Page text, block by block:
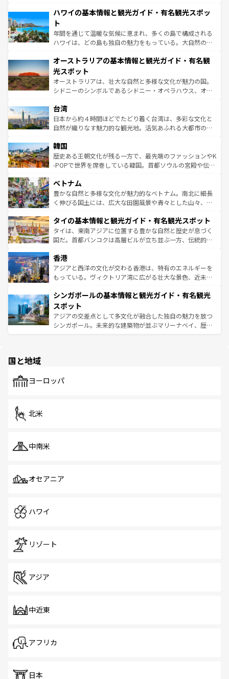
着のスイス情報はコンテンツ一覧を参照してほしい。
のような巨大都市は、観光、ショッピング、エンターテイ
ンメントが詰まった刺激的なスポットだ。一方、アメリカ
西部には大自然が広がり、グランドキャニオンやイエロー
ストーン国立公園といった絶景が堪能できる。さらに、南
文化が魅力。旅行者はアメリカの各地域で異なる魅力を楽
しみながら、その多様性と豊かな歴史を感じることができ
るだろう。車でのロードトリップや列車の旅も、アメリカ
ならではの贅沢な旅のスタイルだ。 なお、新着のアメリカ
情報は コンテンツ一覧 を参照してほしい。
ハワイの基本情報と観光ガイド・有名観光スポッ
ト
年間を通じて温暖な気候に恵まれ、多くの島で構成される
ハワイは、どの島も独自の魅力をもっている。大自然の神
ワイ島は見逃せない。また、定番の観光地といえばオアフ
島だが、静かな自然を求めるならマウイ島やカウアイ島が
おすすめ。エメラルドグリーンに輝く海をはじめ、豊かな
文化や歴史が息づいている。「アロハスピリット」と呼ば
人々、おいしいローカルフードやハワイアンミュージッ
ク、伝統的なフラダンスなど、すべてがハワイの魅力を彩
っている。訪れるたびに新しい発見と感動が待っているハ
はコンテンツ一覧
オーストラリアの基本情報と観光ガイド・有名観
光スポット
オーストラリアは、壮大な自然と多様な文化が魅力の国。
シドニーのシンボルであるシドニー・オペラハウス、オー
リアリーフや大陸中央部にそびえるウルル（エアーズロッ
ク）、タスマニアの美しい原生林やケアンズの熱帯雨林な
ど、見どころがたくさん。また、カフェやワイン、オージ
いる。アクティビティも充実しており、サーフィンやダイ
ビング、ハイキングなど、アウトドア好きにはたまらな
い。オーストラリアの多彩な魅力を存分に味わいつくそ
参照してほしい。
台湾
日本から約４時間ほどでたどり着く台湾は、多彩な文化と
自然が織りなす魅力的な観光地。活気あふれる大都市の台
ン）、静ひつな山岳地帯である台湾東部など、都市の喧騒
と山間の静けさが共存しており、訪れる人に新しい発見と
驚きをもたらしてくれる。また、奥深い台湾の食文化も魅
容にもいいと評判のスイーツなど、バラエティ豊かな料理
が味わえる。 なお、新着の台湾情報は コンテンツ一覧を参
照してほしい。
韓国
歴史ある王朝文化が残る一方で、最先端のファッションやK
-POPで世界を席巻している韓国。首都ソウルの宮殿や伝統
き、地方に足を延ばせば四季折々の自然美を楽しむことが
できる。そして、キムチや焼肉、絶品のストリートフード
まで、さまざまな韓国料理が待っている。夜には、韓国な
リティに包まれながら、韓国の多彩な魅力を心ゆくまで味
わってみてほしい。 なお、新着の韓国情報はコンテンツ一
覧を参照してほしい。
ベトナム
豊かな自然と多様な文化が魅力的なベトナム。南北に細長
く伸びる国土には、広大な田園風景や青々とした山々、世
急速な発展と共に伝統が息づく。ハノイの古い町並みやホ
ーチミン市のフランス統治時代の建物も、独特の雰囲気を
醸し出している。また、バラエティの豊かさとおいしさで
とつ。フォーやバインミー、ベトナムコーヒーなどは、ぜ
ひ現地で味わいたい。どの地域を訪れてもあたたかい人々
が旅行者を迎えてくれるので、きっと忘れられない旅にな
参照してほしい。
タイの基本情報と観光ガイド・有名観光スポット
タイは、東南アジアに位置する豊かな自然と歴史が息づく
国だ。首都バンコクは高層ビルが立ち並ぶ一方、伝統的な
の活気が交差している。北部ではチェンマイなどの山岳地
帯で自然と触れ合い、南部ではプーケットやクラビの美し
いビーチでリゾート気分を楽しむことができる。タイ料理
激する。気候は一年中温暖で、どの季節にも異なる楽しみ
が待っている。親しみやすいタイの人々、仏教を中心とし
た文化、そして多様な観光資源が、訪れる旅人を魅了し続
ける。 なお、新着のタイ情報はコンテンツ一覧を参照して
香港
アジアと西洋の文化が交わる香港は、特有のエネルギーを
もっている。ヴィクトリア湾に広がる壮大な景色、近未来
み、どこを訪れても感動するはず。観光スポットが密集し
ており、効率よく見どころを回れるのも魅力。息をのむよ
うな絶景から文化的な体験まで、香港を存分に楽しみ尽く
そう。 なお、新着の香港情報はコンテンツ一覧を参照して
シンガポールの基本情報と観光ガイド・有名観光
スポット
アジアの交差点として多文化が融合した独自の魅力を放つ
シンガポール。未来的な建築物が並ぶマリーナベイ、歴史
で、ホーカーズは地元の風情を楽しめる外せないスポット
国と地域
ヨーロッパ
北米
中南米
オセアニア
ハワイ
リゾート
アジア
中近東
アフリカ
日本